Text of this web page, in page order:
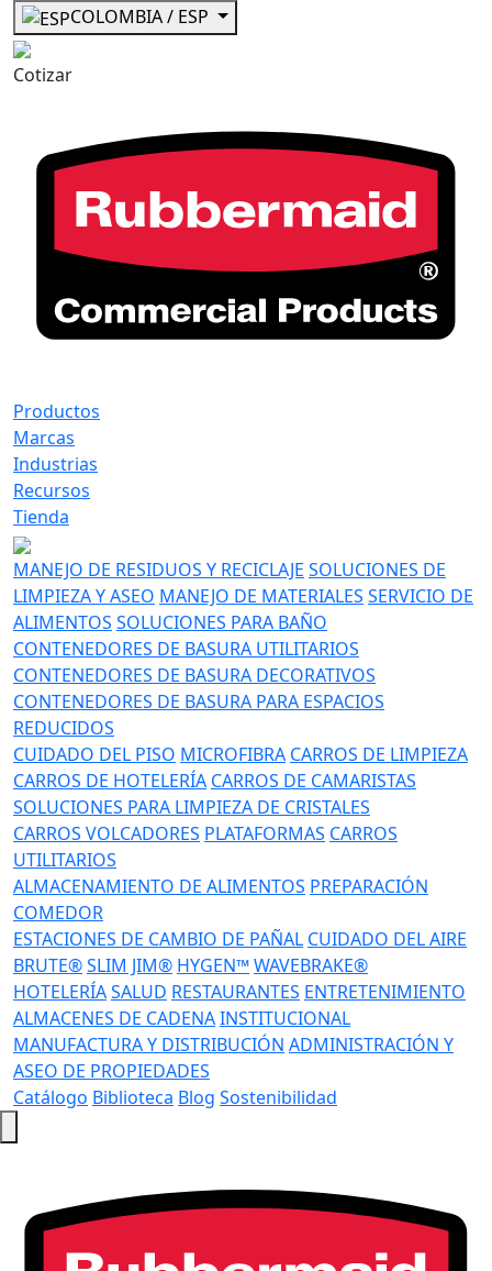
COLOMBIA / ESP
Cotizar
Productos
Marcas
Industrias
Recursos
Tienda
MANEJO DE RESIDUOS Y RECICLAJE SOLUCIONES DE
LIMPIEZA Y ASEO MANEJO DE MATERIALES SERVICIO DE
ALIMENTOS SOLUCIONES PARA BAÑO
CONTENEDORES DE BASURA UTILITARIOS
CONTENEDORES DE BASURA DECORATIVOS
CONTENEDORES DE BASURA PARA ESPACIOS
REDUCIDOS
CUIDADO DEL PISO MICROFIBRA CARROS DE LIMPIEZA
CARROS DE HOTELERÍA CARROS DE CAMARISTAS
SOLUCIONES PARA LIMPIEZA DE CRISTALES
CARROS VOLCADORES PLATAFORMAS CARROS
UTILITARIOS
ALMACENAMIENTO DE ALIMENTOS PREPARACIÓN
COMEDOR
ESTACIONES DE CAMBIO DE PAÑAL CUIDADO DEL AIRE
BRUTE®SLIM JIM® HYGEN™WAVEBRAKE®
HOTELERÍASALUD RESTAURANTES ENTRETENIMIENTO
ALMACENES DE CADENAINSTITUCIONAL
MANUFACTURA Y DISTRIBUCIÓN ADMINISTRACIÓN Y
ASEO DE PROPIEDADES
Catálogo Biblioteca Blog Sostenibilidad